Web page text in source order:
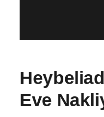
Eve